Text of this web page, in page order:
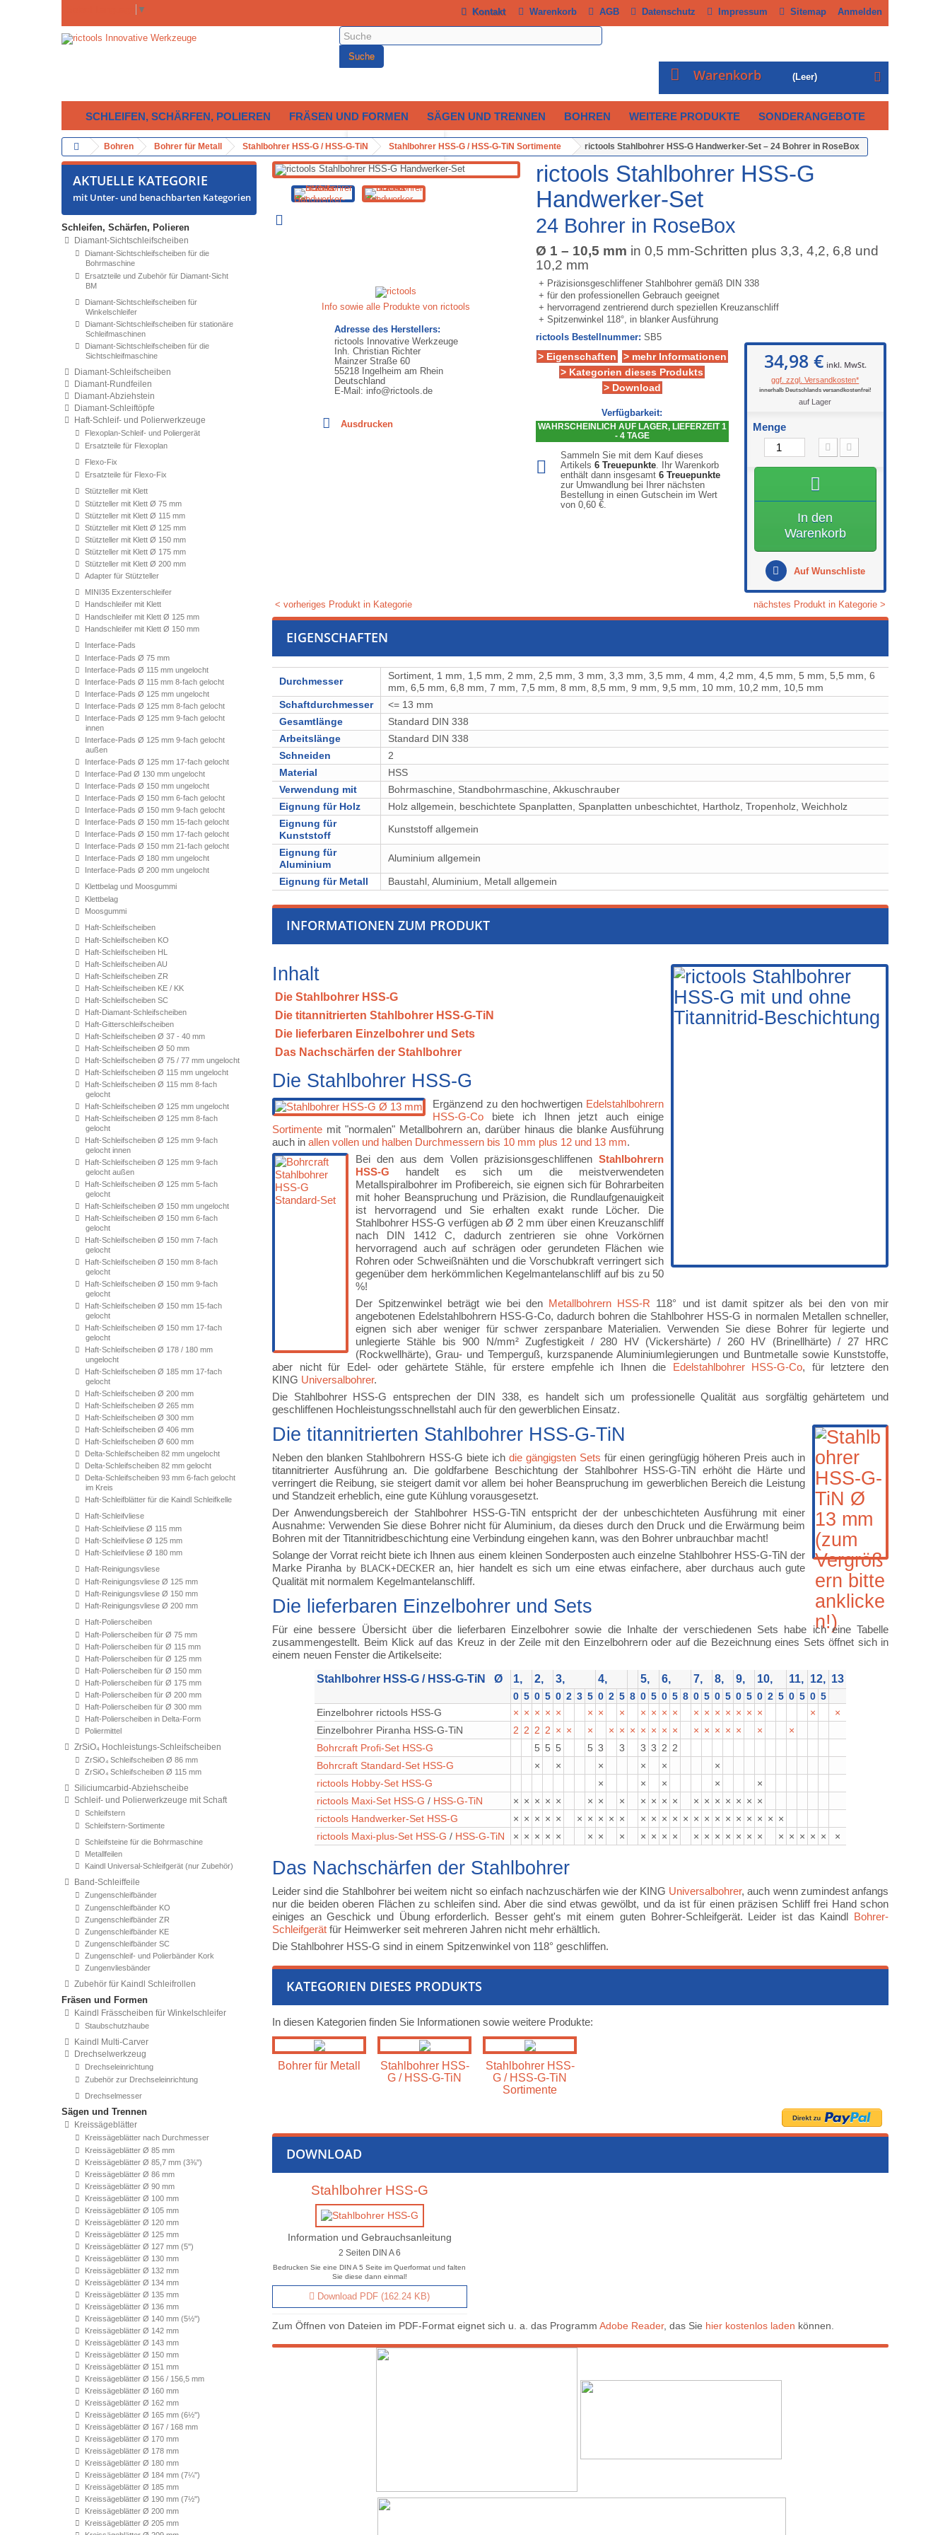
Anmelden
▼ Sitemap
Impressum
Datenschutz
AGB
Warenkorb
Kontakt
Suche
Warenkorb (Leer)
SCHLEIFEN, SCHÄRFEN, POLIEREN FRÄSEN UND FORMEN SÄGEN UND TRENNEN BOHREN WEITERE PRODUKTE SONDERANGEBOTE
Bohren Bohrer für Metall Stahlbohrer HSS-G / HSS-G-TiN Stahlbohrer HSS-G / HSS-G-TiN Sortimente rictools Stahlbohrer HSS-G Handwerker-Set – 24 Bohrer in RoseBox
AKTUELLE KATEGORIE
mit Unter- und benachbarten Kategorien
Schleifen, Schärfen, Polieren
Diamant-Sichtschleifscheiben
Diamant-Sichtschleifscheiben für die
Bohrmaschine
Ersatzteile und Zubehör für Diamant-Sicht
BM
Diamant-Sichtschleifscheiben für
Winkelschleifer
Diamant-Sichtschleifscheiben für stationäre
Schleifmaschinen
Diamant-Sichtschleifscheiben für die
Sichtschleifmaschine
Diamant-Schleifscheiben
Diamant-Rundfeilen
Diamant-Abziehstein
Diamant-Schleiftöpfe
Haft-Schleif- und Polierwerkzeuge
Flexoplan-Schleif- und Poliergerät
Ersatzteile für Flexoplan
Flexo-Fix
Ersatzteile für Flexo-Fix
Stützteller mit Klett
Stützteller mit Klett Ø 75 mm
Stützteller mit Klett Ø 115 mm
Stützteller mit Klett Ø 125 mm
Stützteller mit Klett Ø 150 mm
Stützteller mit Klett Ø 175 mm
Stützteller mit Klett Ø 200 mm
Adapter für Stützteller
MINI35 Exzenterschleifer
Handschleifer mit Klett
Handschleifer mit Klett Ø 125 mm
Handschleifer mit Klett Ø 150 mm
Interface-Pads
Interface-Pads Ø 75 mm
Interface-Pads Ø 115 mm ungelocht
Interface-Pads Ø 115 mm 8-fach gelocht
Interface-Pads Ø 125 mm ungelocht
Interface-Pads Ø 125 mm 8-fach gelocht
Interface-Pads Ø 125 mm 9-fach gelocht
innen
Interface-Pads Ø 125 mm 9-fach gelocht
außen
Interface-Pads Ø 125 mm 17-fach gelocht
Interface-Pad Ø 130 mm ungelocht
Interface-Pads Ø 150 mm ungelocht
Interface-Pads Ø 150 mm 6-fach gelocht
Interface-Pads Ø 150 mm 9-fach gelocht
Interface-Pads Ø 150 mm 15-fach gelocht
Interface-Pads Ø 150 mm 17-fach gelocht
Interface-Pads Ø 150 mm 21-fach gelocht
Interface-Pads Ø 180 mm ungelocht
Interface-Pads Ø 200 mm ungelocht
Klettbelag und Moosgummi
Klettbelag
Moosgummi
Haft-Schleifscheiben
Haft-Schleifscheiben KO
Haft-Schleifscheiben HL
Haft-Schleifscheiben AU
Haft-Schleifscheiben ZR
Haft-Schleifscheiben KE / KK
Haft-Schleifscheiben SC
Haft-Diamant-Schleifscheiben
Haft-Gitterschleifscheiben
Haft-Schleifscheiben Ø 37 - 40 mm
Haft-Schleifscheiben Ø 50 mm
Haft-Schleifscheiben Ø 75 / 77 mm ungelocht
Haft-Schleifscheiben Ø 115 mm ungelocht
Haft-Schleifscheiben Ø 115 mm 8-fach
gelocht
Haft-Schleifscheiben Ø 125 mm ungelocht
Haft-Schleifscheiben Ø 125 mm 8-fach
gelocht
Haft-Schleifscheiben Ø 125 mm 9-fach
gelocht innen
Haft-Schleifscheiben Ø 125 mm 9-fach
gelocht außen
Haft-Schleifscheiben Ø 125 mm 5-fach
gelocht
Haft-Schleifscheiben Ø 150 mm ungelocht
Haft-Schleifscheiben Ø 150 mm 6-fach
gelocht
Haft-Schleifscheiben Ø 150 mm 7-fach
gelocht
Haft-Schleifscheiben Ø 150 mm 8-fach
gelocht
Haft-Schleifscheiben Ø 150 mm 9-fach
gelocht
Haft-Schleifscheiben Ø 150 mm 15-fach
gelocht
Haft-Schleifscheiben Ø 150 mm 17-fach
gelocht
Haft-Schleifscheiben Ø 178 / 180 mm
ungelocht
Haft-Schleifscheiben Ø 185 mm 17-fach
gelocht
Haft-Schleifscheiben Ø 200 mm
Haft-Schleifscheiben Ø 265 mm
Haft-Schleifscheiben Ø 300 mm
Haft-Schleifscheiben Ø 406 mm
Haft-Schleifscheiben Ø 600 mm
Delta-Schleifscheiben 82 mm ungelocht
Delta-Schleifscheiben 82 mm gelocht
Delta-Schleifscheiben 93 mm 6-fach gelocht
im Kreis
Haft-Schleifblätter für die Kaindl Schleifkelle
Haft-Schleifvliese
Haft-Schleifvliese Ø 115 mm
Haft-Schleifvliese Ø 125 mm
Haft-Schleifvliese Ø 180 mm
Haft-Reinigungsvliese
Haft-Reinigungsvliese Ø 125 mm
Haft-Reinigungsvliese Ø 150 mm
Haft-Reinigungsvliese Ø 200 mm
Haft-Polierscheiben
Haft-Polierscheiben für Ø 75 mm
Haft-Polierscheiben für Ø 115 mm
Haft-Polierscheiben für Ø 125 mm
Haft-Polierscheiben für Ø 150 mm
Haft-Polierscheiben für Ø 175 mm
Haft-Polierscheiben für Ø 200 mm
Haft-Polierscheiben für Ø 300 mm
Haft-Polierscheiben in Delta-Form
Poliermittel
ZrSiO₄ Hochleistungs-Schleifscheiben
ZrSiO₄ Schleifscheiben Ø 86 mm
ZrSiO₄ Schleifscheiben Ø 115 mm
Siliciumcarbid-Abziehscheibe
Schleif- und Polierwerkzeuge mit Schaft
Schleifstern
Schleifstern-Sortimente
Schleifsteine für die Bohrmaschine
Metallfeilen
Kaindl Universal-Schleifgerät (nur Zubehör)
Band-Schleiffeile
Zungenschleifbänder
Zungenschleifbänder KO
Zungenschleifbänder ZR
Zungenschleifbänder KE
Zungenschleifbänder SC
Zungenschleif- und Polierbänder Kork
Zungenvliesbänder
Zubehör für Kaindl Schleifrollen
Fräsen und Formen
Kaindl Frässcheiben für Winkelschleifer
Staubschutzhaube
Kaindl Multi-Carver
Drechselwerkzeug
Drechseleinrichtung
Zubehör zur Drechseleinrichtung
Drechselmesser
Sägen und Trennen
Kreissägeblätter
Kreissägeblätter nach Durchmesser
Kreissägeblätter Ø 85 mm
Kreissägeblätter Ø 85,7 mm (3⅜'')
Kreissägeblätter Ø 86 mm
Kreissägeblätter Ø 90 mm
Kreissägeblätter Ø 100 mm
Kreissägeblätter Ø 105 mm
Kreissägeblätter Ø 120 mm
Kreissägeblätter Ø 125 mm
Kreissägeblätter Ø 127 mm (5'')
Kreissägeblätter Ø 130 mm
Kreissägeblätter Ø 132 mm
Kreissägeblätter Ø 134 mm
Kreissägeblätter Ø 135 mm
Kreissägeblätter Ø 136 mm
Kreissägeblätter Ø 140 mm (5½'')
Kreissägeblätter Ø 142 mm
Kreissägeblätter Ø 143 mm
Kreissägeblätter Ø 150 mm
Kreissägeblätter Ø 151 mm
Kreissägeblätter Ø 156 / 156,5 mm
Kreissägeblätter Ø 160 mm
Kreissägeblätter Ø 162 mm
Kreissägeblätter Ø 165 mm (6½'')
Kreissägeblätter Ø 167 / 168 mm
Kreissägeblätter Ø 170 mm
Kreissägeblätter Ø 178 mm
Kreissägeblätter Ø 180 mm
Kreissägeblätter Ø 184 mm (7¼'')
Kreissägeblätter Ø 185 mm
Kreissägeblätter Ø 190 mm (7½'')
Kreissägeblätter Ø 200 mm
Kreissägeblätter Ø 205 mm
Vergrößern
Info sowie alle Produkte von rictools
Adresse des Herstellers:
rictools Innovative Werkzeuge
Inh. Christian Richter
Mainzer Straße 60
55218 Ingelheim am Rhein
Deutschland
E-Mail: info@rictools.de
Ausdrucken
rictools Stahlbohrer HSS-G
Handwerker-Set
24 Bohrer in RoseBox
Ø 1 – 10,5 mm in 0,5 mm-Schritten plus 3,3, 4,2, 6,8 und
10,2 mm
+ Präzisionsgeschliffener Stahlbohrer gemäß DIN 338
+ für den professionellen Gebrauch geeignet
+ hervorragend zentrierend durch speziellen Kreuzanschliff
+ Spitzenwinkel 118°, in blanker Ausführung
rictools Bestellnummer: SB5
> Eigenschaften
> mehr Informationen
> Kategorien dieses Produkts
> Download
Verfügbarkeit:
WAHRSCHEINLICH AUF LAGER, LIEFERZEIT 1
- 4 TAGE
Sammeln Sie mit dem Kauf dieses
Artikels 6Treuepunkte. Ihr Warenkorb
enthält dann insgesamt 6Treuepunkte
zur Umwandlung bei Ihrer nächsten
Bestellung in einen Gutschein im Wert
von 0,60 €.
34,98 € inkl. MwSt.
ggf. zzgl. Versandkosten*
innerhalb Deutschlands versandkostenfrei!
auf Lager
Menge
In den
Warenkorb
Auf Wunschliste
< vorheriges Produkt in Kategorie nächstes Produkt in Kategorie >
EIGENSCHAFTEN
Durchmesser
Sortiment, 1 mm, 1,5 mm, 2 mm, 2,5 mm, 3 mm, 3,3 mm, 3,5 mm, 4 mm, 4,2 mm, 4,5 mm, 5 mm, 5,5 mm, 6
mm, 6,5 mm, 6,8 mm, 7 mm, 7,5 mm, 8 mm, 8,5 mm, 9 mm, 9,5 mm, 10 mm, 10,2 mm, 10,5 mm
Schaftdurchmesser
<= 13 mm
Gesamtlänge
Standard DIN 338
Arbeitslänge
Standard DIN 338
Schneiden
2
Material
⁠⁠⁠⁠⁠⁠HSS
Verwendung mit
Bohrmaschine, Standbohrmaschine, Akkuschrauber
Eignung für Holz
Holz allgemein, ⁠⁠⁠⁠⁠⁠⁠⁠⁠⁠beschichtete Spanplatten, ⁠⁠⁠⁠⁠⁠⁠⁠Spanplatten unbeschichtet, ⁠⁠⁠Hartholz, ⁠⁠⁠⁠⁠Tropenholz, ⁠Weichholz
Eignung für
Kunststoff
Kunststoff allgemein
Eignung für
Aluminium
Aluminium allgemein
Eignung für Metall ⁠⁠⁠⁠⁠⁠Baustahl, ⁠⁠⁠Aluminium, Metall allgemein
INFORMATIONEN ZUM PRODUKT
Inhalt
Die Stahlbohrer HSS-G
Die titannitrierten Stahlbohrer HSS-G-TiN
Die lieferbaren Einzelbohrer und Sets
Das Nachschärfen der Stahlbohrer
Die Stahlbohrer HSS-G
Ergänzend zu den hochwertigen Edelstahlbohrern
HSS-G-Co biete ich Ihnen jetzt auch einige
Sortimente mit "normalen" Metallbohrern an, darüber hinaus die blanke Ausführung
auch in allen vollen und halben Durchmessern bis 10 mm plus 12 und 13 mm.
Bei den aus dem Vollen präzisionsgeschliffenen Stahlbohrern
HSS-G handelt es sich um die meistverwendeten
Metallspiralbohrer im Profibereich, sie eignen sich für Bohrarbeiten
mit hoher Beanspruchung und Präzision, die Rundlaufgenauigkeit
ist hervorragend und Sie erhalten exakt runde Löcher. Die
Stahlbohrer HSS-G verfügen ab Ø 2 mm über einen Kreuzanschliff
nach DIN 1412 C, dadurch zentrieren sie ohne Vorkörnen
hervorragend auch auf schrägen oder gerundeten Flächen wie
Rohren oder Schweißnähten und die Vorschubkraft verringert sich
gegenüber dem herkömmlichen Kegelmantelanschliff auf bis zu 50
%!
Der Spitzenwinkel beträgt wie bei den Metallbohrern HSS-R 118° und ist damit spitzer als bei den von mir
angebotenen Edelstahlbohrern HSS-G-Co, dadurch bohren die Stahlbohrer HSS-G in normalen Metallen schneller,
eignen sich aber weniger für schwer zerspanbare Materialien. Verwenden Sie diese Bohrer für legierte und
unlegierte Stähle bis 900 N/mm² Zugfestigkeit / 280 HV (Vickershärte) / 260 HV (Brinellhärte) / 27 HRC
(Rockwellhärte), Grau- und Temperguß, kurzspanende Aluminiumlegierungen und Buntmetalle sowie Kunststoffe,
aber nicht für Edel- oder gehärtete Stähle, für erstere empfehle ich Ihnen die Edelstahlbohrer HSS-G-Co, für letztere den
KING Universalbohrer.
Die Stahlbohrer HSS-G entsprechen der DIN 338, es handelt sich um professionelle Qualität aus sorgfältig gehärtetem und
geschliffenen Hochleistungsschnellstahl auch für den gewerblichen Einsatz.
Die titannitrierten Stahlbohrer HSS-G-TiN
Neben den blanken Stahlbohrern HSS-G biete ich die gängigsten Sets für einen geringfügig höheren Preis auch in
titannitrierter Ausführung an. Die goldfarbene Beschichtung der Stahlbohrer HSS-G-TiN erhöht die Härte und
verringert die Reibung, sie steigert damit vor allem bei hoher Beanspruchung im gewerblichen Bereich die Leistung
und Standzeit erheblich, eine gute Kühlung vorausgesetzt.
Der Anwendungsbereich der Stahlbohrer HSS-G-TiN entspricht der der unbeschichteten Ausführung mit einer
Ausnahme: Verwenden Sie diese Bohrer nicht für Aluminium, da dieses durch den Druck und die Erwärmung beim
Bohren mit der Titannitridbeschichtung eine Verbindung eingehen kann, was den Bohrer unbrauchbar macht!
Solange der Vorrat reicht biete ich Ihnen aus einem kleinen Sonderposten auch einzelne Stahlbohrer HSS-G-TiN der
Marke Piranhaby BLACK+DECKERan, hier handelt es sich um eine etwas einfachere, aber durchaus auch gute
Qualität mit normalem Kegelmantelanschliff.
Die lieferbaren Einzelbohrer und Sets
Für eine bessere Übersicht über die lieferbaren Einzelbohrer sowie die Inhalte der verschiedenen Sets habe ich eine Tabelle
zusammengestellt. Beim Klick auf das Kreuz in der Zeile mit den Einzelbohrern oder auf die Bezeichnung eines Sets öffnet sich in
einem neuen Fenster die Artikelseite:
Stahlbohrer HSS-G / HSS-G-TiN Ø
1, 2, 3, 4, 5, 6, 7, 8, 9, 10, 11, 12, 13
0 5 0 5 0 2 3 5 0 2 5 8 0 5 0 5 8 0 5 0 5 0 5 0 2 5 0 5 0 5
Einzelbohrer rictools HSS-G × × × × × × × × × × × × × × × × × × × ×
×
Einzelbohrer Piranha HSS-G-TiN
2 2 2 2 × × × × × × × × × × × × × × × ×
×
Bohrcraft Profi-Set HSS-G
5 5 5 5 3 3 3 3 2 2
Bohrcraft Standard-Set HSS-G
× × × × ×
×
rictools Hobby-Set HSS-G
× × × ×
×
rictools Maxi-Set HSS-G / HSS-G-TiN × × × × × × × × × × × × × × × × × × ×
rictools Handwerker-Set HSS-G
× × × × × × × × × × × × × × × × × × × × × × × ×
rictools Maxi-plus-Set HSS-G / HSS-G-TiN × × × × × × × × × × × × × × × × × × × × × × × × ×
Das Nachschärfen der Stahlbohrer
Leider sind die Stahlbohrer bei weitem nicht so einfach nachzuschärfen wie der KING Universalbohrer, auch wenn zumindest anfangs
nur die beiden oberen Flächen zu schleifen sind. Aber die sind etwas gewölbt, und da ist für einen präzisen Schliff frei Hand schon
einiges an Geschick und Übung erforderlich. Besser geht's mit einem guten Bohrer-Schleifgerät. Leider ist das Kaindl Bohrer-
Schleifgerät für Heimwerker seit mehreren Jahren nicht mehr erhältlich.
Die Stahlbohrer HSS-G sind in einem Spitzenwinkel von 118° geschliffen.
KATEGORIEN DIESES PRODUKTS
In diesen Kategorien finden Sie Informationen sowie weitere Produkte:
Bohrer für Metall
Stahlbohrer HSS-
G / HSS-G-TiN
Stahlbohrer HSS-
G / HSS-G-TiN
Sortimente
DOWNLOAD
Stahlbohrer HSS-G
Information und Gebrauchsanleitung
2 Seiten DIN A 6
Bedrucken Sie eine DIN A 5 Seite im Querformat und falten
Sie diese dann einmal!
Download PDF (162.24 KB)
Zum Öffnen von Dateien im PDF-Format eignet sich u. a. das Programm Adobe Reader, das Sie hier kostenlos laden können.